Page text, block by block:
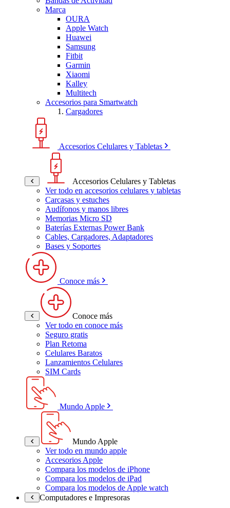
Marca
OURA
Apple Watch
Huawei
Samsung
Fitbit
Garmin
Xiaomi
Kalley
Multitech
Accesorios para Smartwatch
Cargadores
Accesorios Celulares y Tabletas
Accesorios Celulares y Tabletas
Ver todo en accesorios celulares y tabletas
Carcasas y estuches
Audífonos y manos libres
Memorias Micro SD
Baterías Externas Power Bank
Cables, Cargadores, Adaptadores
Bases y Soportes
Conoce más
Conoce más
Ver todo en conoce más
Seguro gratis
Plan Retoma
Celulares Baratos
Lanzamientos Celulares
SIM Cards
Mundo Apple
Mundo Apple
Ver todo en mundo apple
Accesorios Apple
Compara los modelos de iPhone
Compara los modelos de iPad
Compara los modelos de Apple watch
Computadores e Impresoras